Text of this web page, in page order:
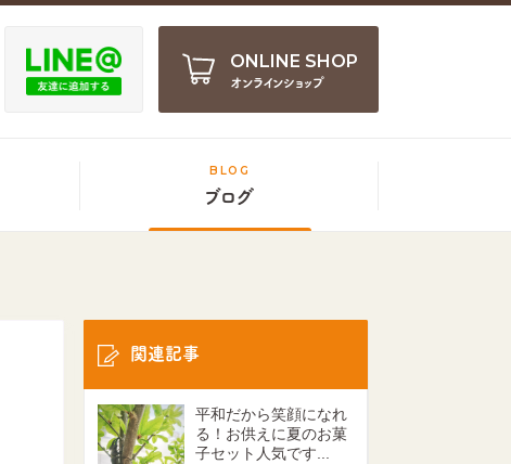
ONLINE SHOP
オンラインショップ
BLOG
ブログ
関連記事
平和だから笑顔になれ
る！お供えに夏のお菓
子セット人気です...